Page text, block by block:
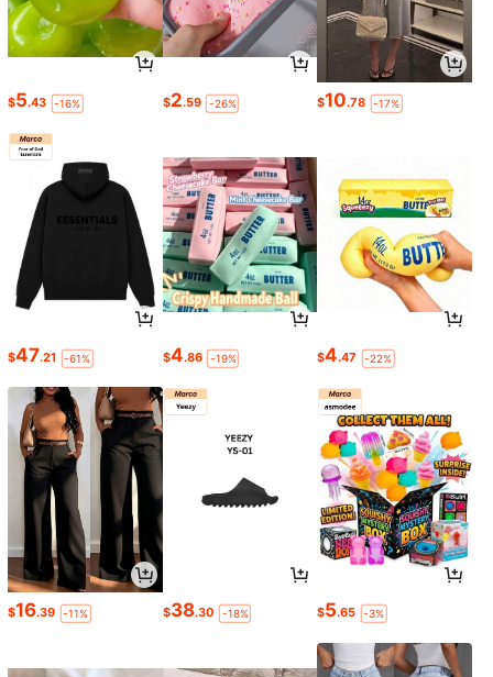
$5.43 -16% $2.59 -26% $10.78 -17%
$47.21 -61% $4.86 -19% $4.47 -22%
$16.39 -11% $38.30 -18% $5.65 -3%